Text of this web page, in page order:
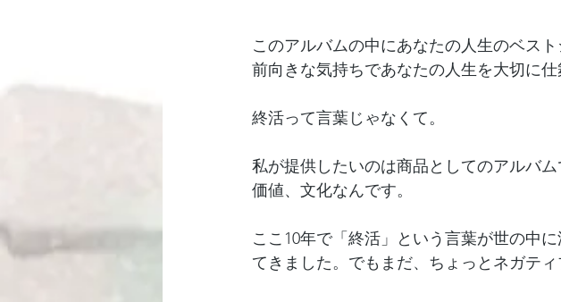
このアルバムの中にあなたの人生のベスト
前向きな気持ちであなたの人生を大切に仕
終活って言葉じゃなくて。
私が提供したいのは商品としてのアルバ
価値、文化なんです。
ここ10年で「終活」という言葉が世の中
てきました。でもまだ、ちょっとネガティ